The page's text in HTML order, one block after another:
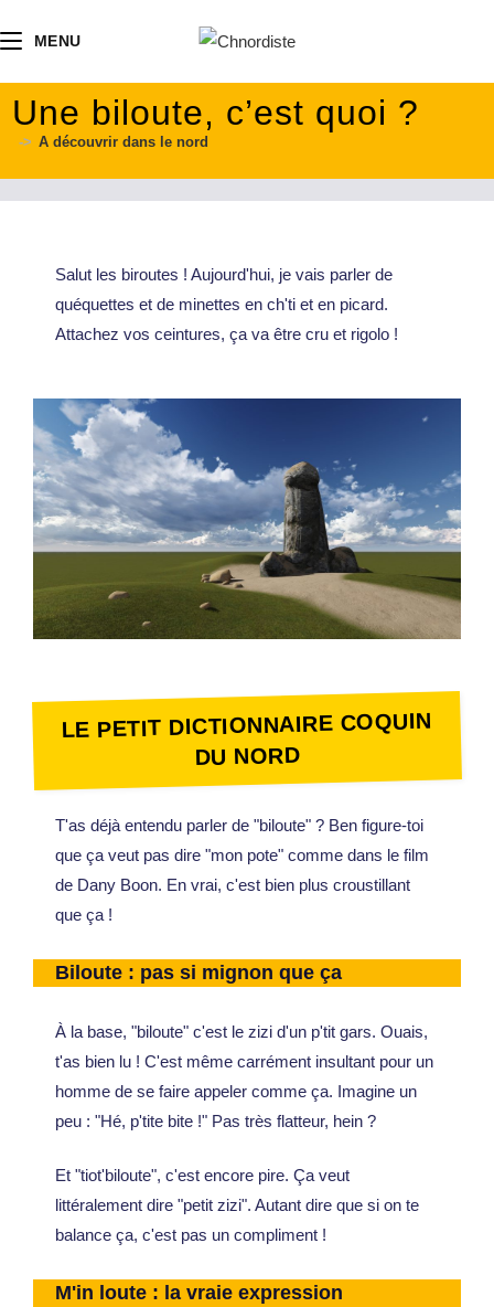
principal
MENU
Une biloute, c’est quoi ?
-> A découvrir dans le nord
Salut les biroutes ! Aujourd'hui, je vais parler de
quéquettes et de minettes en ch'ti et en picard.
Attachez vos ceintures, ça va être cru et rigolo !
LE PETIT DICTIONNAIRE COQUIN
DU NORD
T'as déjà entendu parler de "biloute" ? Ben figure-toi
que ça veut pas dire "mon pote" comme dans le film
de Dany Boon. En vrai, c'est bien plus croustillant
que ça !
Biloute : pas si mignon que ça
À la base, "biloute" c'est le zizi d'un p'tit gars. Ouais,
t'as bien lu ! C'est même carrément insultant pour un
homme de se faire appeler comme ça. Imagine un
peu : "Hé, p'tite bite !" Pas très flatteur, hein ?
Et "tiot'biloute", c'est encore pire. Ça veut
littéralement dire "petit zizi". Autant dire que si on te
balance ça, c'est pas un compliment !
M'in loute : la vraie expression